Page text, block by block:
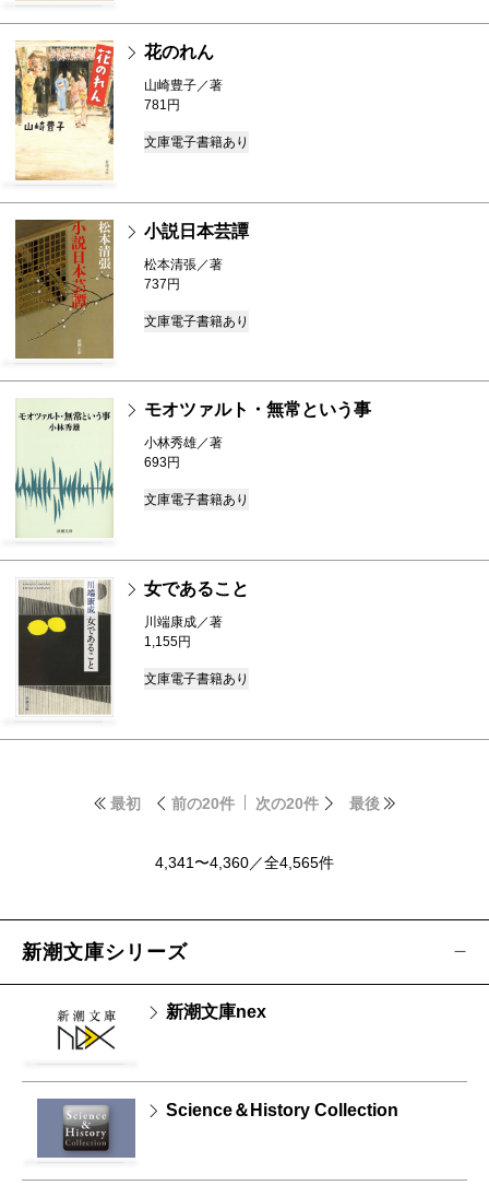
花のれん
山崎豊子／著
781円
文庫電子書籍あり
小説日本芸譚
松本清張／著
737円
文庫電子書籍あり
モオツァルト・無常という事
小林秀雄／著
693円
文庫電子書籍あり
女であること
川端康成／著
1,155円
文庫電子書籍あり
最初 前の20件 次の20件 最後
4,341〜4,360／全4,565件
新潮文庫シリーズ
新潮文庫nex
Science＆History Collection